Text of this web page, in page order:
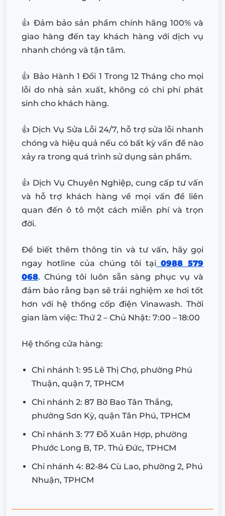
👍 Đảm bảo sản phẩm chính hãng 100% và
giao hàng đến tay khách hàng với dịch vụ
nhanh chóng và tận tâm.
👍 Bảo Hành 1 Đổi 1 Trong 12 Tháng cho mọi
lỗi do nhà sản xuất, không có chi phí phát
sinh cho khách hàng.
👍 Dịch Vụ Sửa Lỗi 24/7, hỗ trợ sửa lỗi nhanh
chóng và hiệu quả nếu có bất kỳ vấn đề nào
xảy ra trong quá trình sử dụng sản phẩm.
👍 Dịch Vụ Chuyên Nghiệp, cung cấp tư vấn
và hỗ trợ khách hàng về mọi vấn đề liên
quan đến ô tô một cách miễn phí và trọn
đời.
Để biết thêm thông tin và tư vấn, hãy gọi
ngay hotline của chúng tôi tại 0988 579
068. Chúng tôi luôn sẵn sàng phục vụ và
đảm bảo rằng bạn sẽ trải nghiệm xe hơi tốt
hơn với hệ thống cốp điện Vinawash. Thời
gian làm việc: Thứ 2 – Chủ Nhật: 7:00 – 18:00
Hệ thống cửa hàng:
Chi nhánh 1: 95 Lê Thị Chợ, phường Phú
Thuận, quận 7, TPHCM
Chi nhánh 2: 87 Bờ Bao Tân Thắng,
phường Sơn Kỳ, quận Tân Phú, TPHCM
Chi nhánh 3: 77 Đỗ Xuân Hợp, phường
Phước Long B, TP. Thủ Đức, TPHCM
Chi nhánh 4: 82-84 Cù Lao, phường 2, Phú
Nhuận, TPHCM